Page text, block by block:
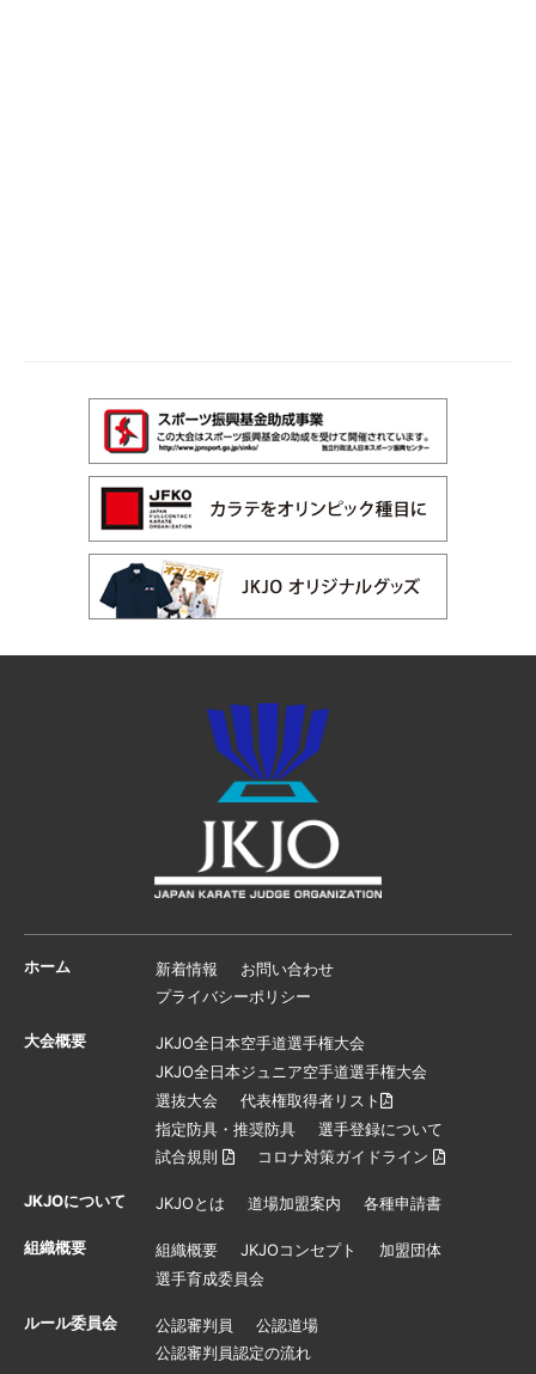
ホーム 新着情報
お問い合わせ
プライバシーポリシー
大会概要
JKJO全日本空手道選手権大会
JKJO全日本ジュニア空手道選手権大会
選抜大会
代表権取得者リスト
指定防具・推奨防具
選手登録について
試合規則
コロナ対策ガイドライン
JKJOについて JKJOとは 道場加盟案内 各種申請書
組織概要 組織概要 JKJOコンセプト
加盟団体
選手育成委員会
ルール委員会 公認審判員
公認道場
公認審判員認定の流れ